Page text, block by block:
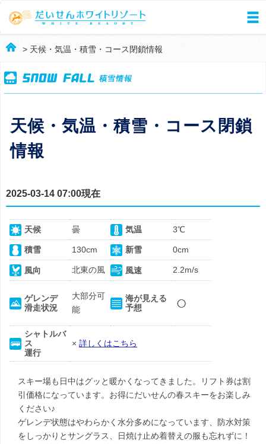
> 天候・気温・積雪・コース閉鎖情報
天候・気温・積雪・コース閉鎖
情報
2025-03-14 07:00現在
天候 曇 気温 3℃
積雪 130cm 新雪 0cm
風向 北東の風 風速 2.2m/s
ゲレンデ
滑走状況
大部分可
能
海が見える
予想
○
シャトルバ
ス
運行
× 詳しくはこちら
スキー場も日中はグッと暖かくなってきました。リフト券は割
引価格になっています。お得にだいせんの春スキーをお楽しみ
ください♪
ゲレンデ状態はやわらかく水分多めになっています、防水対策
をしっかりとサングラス、日焼け止め着替えの服も忘れずに！